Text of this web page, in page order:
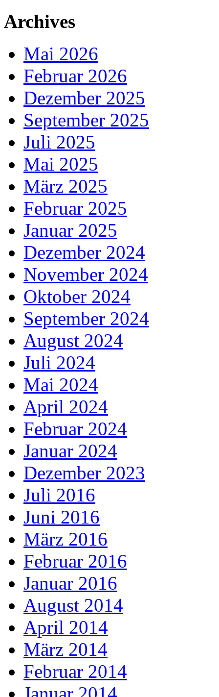
Archives
Mai 2026
Februar 2026
Dezember 2025
September 2025
Juli 2025
Mai 2025
März 2025
Februar 2025
Januar 2025
Dezember 2024
November 2024
Oktober 2024
September 2024
August 2024
Juli 2024
Mai 2024
April 2024
Februar 2024
Januar 2024
Dezember 2023
Juli 2016
Juni 2016
März 2016
Februar 2016
Januar 2016
August 2014
April 2014
März 2014
Februar 2014